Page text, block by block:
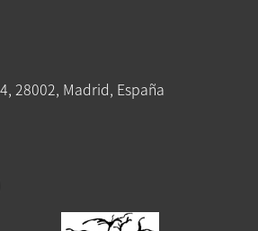
28002, Madrid, España